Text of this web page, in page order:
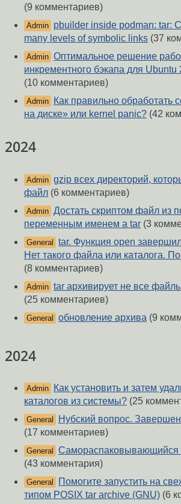
(9 комментариев)
Admin pbuilder inside podman: tar:
many levels of symbolic links (37
Admin Оптимальное решение
инкрементного бэкапа для Ubuntu
(10 комментариев)
Admin
Как правильно обработать
на диске» или kernel panic? (42
2024
Admin gzip всех директорий,
файл (6 комментариев)
Admin Достать скриптом файл из
переменным именем а tar (3
General tar. Функция open
Нет такого файла или каталога.
(8 комментариев)
Admin tar архивирует не все
(25 комментариев)
General обновление архива (9
2024
Admin
Как установить и затем
каталогов из системы? (25
General
Нубский вопрос.
(17 комментариев)
General
Самораспаковывающийся
(43 комментария)
General
Помогите запустить на
типом POSIX tar archive (GNU) (6